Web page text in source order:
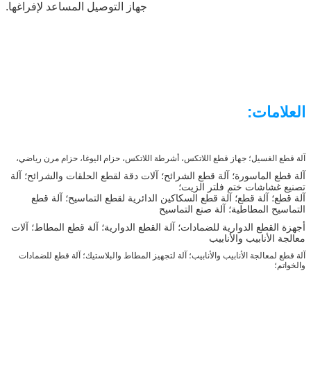
جهاز التوصيل المساعد لإفراغها.
العلامات:
آلة قطع الغسيل؛ جهاز قطع اللاتكس، أشرطة اللاتكس، حزام اليوغا، حزام مرن رياضي،
آلة قطع الماسورة؛ آلة قطع الشرائح؛ آلات دقة لقطع الحلقات والشرائح؛ آلة
تصنيع غشاشات ختم فلتر الزيت؛
آلة قطع؛ آلة قطع؛ آلة قطع السكاكين الدائرية لقطع التماسيح؛ آلة قطع
التماسيح المطاطية؛ آلة صنع التماسيح
أجهزة القطع الدوارية للضمادات؛ آلة القطع الدوارية؛ آلة قطع المطاط؛ آلات
معالجة الأنابيب والأنابيب
آلة قطع لمعالجة الأنابيب والأنابيب؛ آلة لتجهيز المطاط والبلاستيك؛ آلة قطع للضمادات
والخواتم؛